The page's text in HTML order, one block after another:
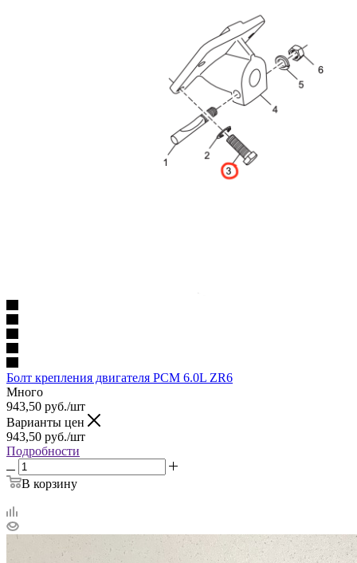
Болт крепления двигателя PCM 6.0L ZR6
Много
943,50 руб./шт
Варианты цен
943,50 руб./шт
Подробности
В корзину